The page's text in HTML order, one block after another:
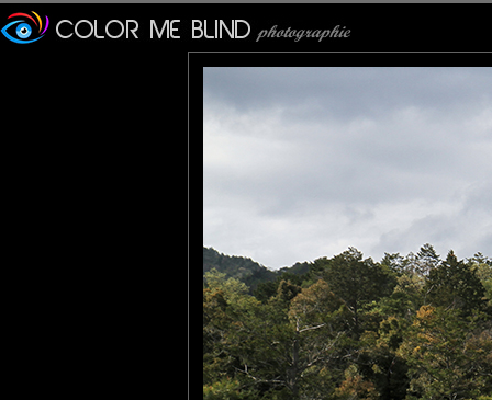
Le Kinkaku-ji est le
cerfs) situé à Kyoto au
Ce nom est tiré du
le jardin du temple.
Le pavillon d'or situé